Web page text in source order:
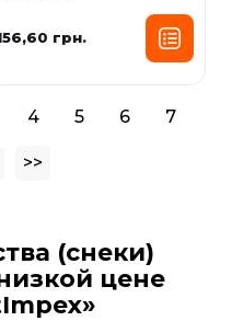
грн.
4 5 6 7
>>
(снеки)
цене